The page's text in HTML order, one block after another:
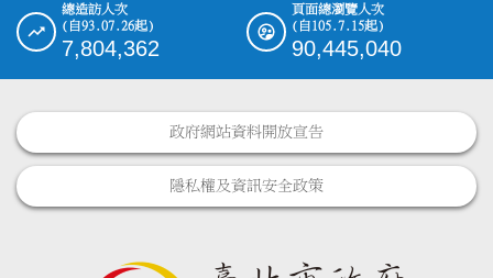
總造訪人次
(自93.07.26起)
7,804,362
頁面總瀏覽人次
(自105.7.15起)
90,445,040
政府網站資料開放宣告
隱私權及資訊安全政策